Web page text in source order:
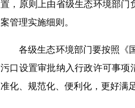
置，原则上由省级生态环境部门
案管理实施细则。
各级生态环境部门要按照《国
污口设置审批纳入行政许可事项
准化、规范化、便利化，更好满